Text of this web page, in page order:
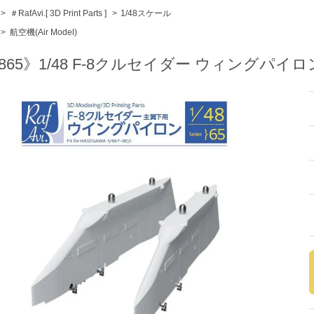
＃RafAvi.[ 3D Print Parts ] > 1/48スケール
航空機(Air Model)
》1/48 F-8クルセイダー ウィングパイ